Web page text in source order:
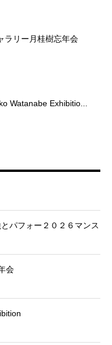
ラリー月桂樹忘年会
Watanabe Exhibitio...
フォー２０２６マンス
会